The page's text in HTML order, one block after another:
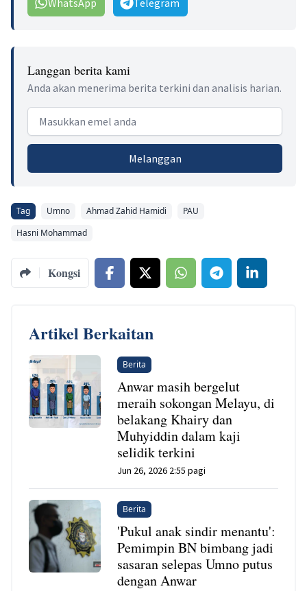
WhatsApp Telegram
Langgan berita kami
Anda akan menerima berita terkini dan analisis harian.
Email address
Melanggan
Tag Umno Ahmad Zahid Hamidi
PAU
Hasni Mohammad
Kongsi
Artikel Berkaitan
Berita
Anwar masih bergelut
meraih sokongan Melayu, di
belakang Khairy dan
Muhyiddin dalam kaji
selidik terkini
Jun 26, 2026 2:55 pagi
Berita
'Pukul anak sindir menantu':
Pemimpin BN bimbang jadi
sasaran selepas Umno putus
dengan Anwar